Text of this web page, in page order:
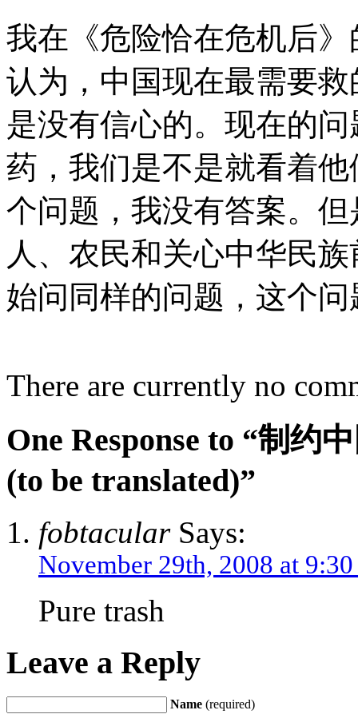
我在《危险恰在危机后
认为，中国现在最需要
是没有信心的。现在的
药，我们是不是就看着
个问题，我没有答案。
人、农民和关心中华民
始问同样的问题，这个
There are currently no
One Response to “制约
(to be translated)”
fobtacularSays:
November 29th, 2008 at
Pure trash
Leave a Reply
Name (required)